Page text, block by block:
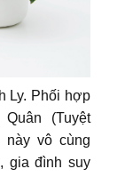
Ly. Phối hợp
(Tuyệt
này vô cùng
gia đình suy